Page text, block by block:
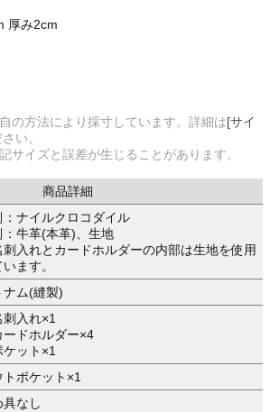
厚み2cm
の方法により採寸しています。詳細は[サイ
い。
サイズと誤差が生じることがあります。
商品詳細
：ナイルクロコダイル
：牛革(本革)、生地
入れとカードホルダーの内部は生地を使用
います。
ナム(縫製)
刺入れ×1
ードホルダー×4
ケット×1
トポケット×1
具なし